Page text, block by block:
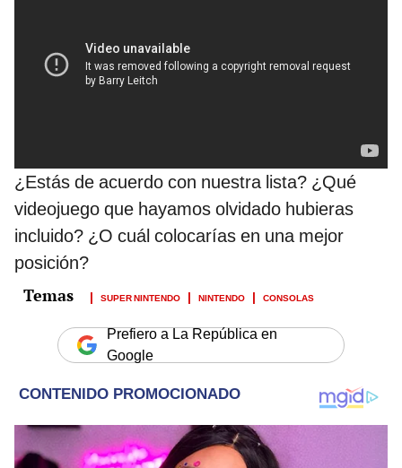
¿Estás de acuerdo con nuestra lista? ¿Qué
videojuego que hayamos olvidado hubieras
incluido? ¿O cuál colocarías en una mejor
posición?
SUPER NINTENDO NINTENDO CONSOLAS
Prefiero a La República en
Google